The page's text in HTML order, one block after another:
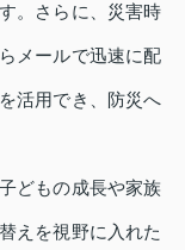
。さらに、災害時
メールで迅速に配
活用でき、防災へ
どもの成長や家族
えを視野に入れた